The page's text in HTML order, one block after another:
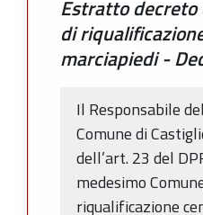
Estratto
di
marciapiedi -
Il Responsabile
Comune di
dell’art. 23 del
medesimo
riqualificazione